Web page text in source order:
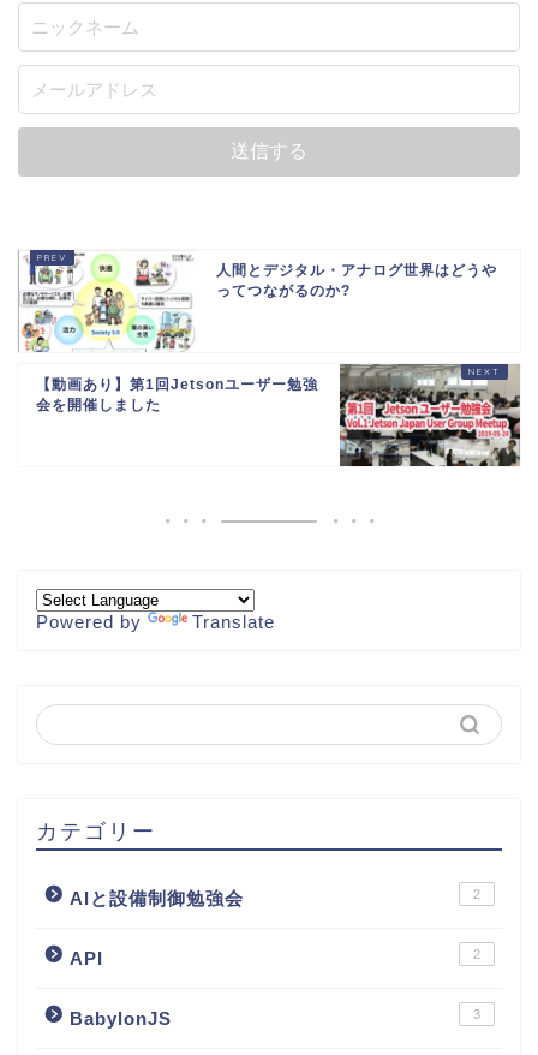
人間とデジタル・アナログ世界はどうや
ってつながるのか?
【動画あり】第1回Jetsonユーザー勉強
会を開催しました
Powered by Translate
カテゴリー
AIと設備制御勉強会 2
API 2
BabylonJS 3